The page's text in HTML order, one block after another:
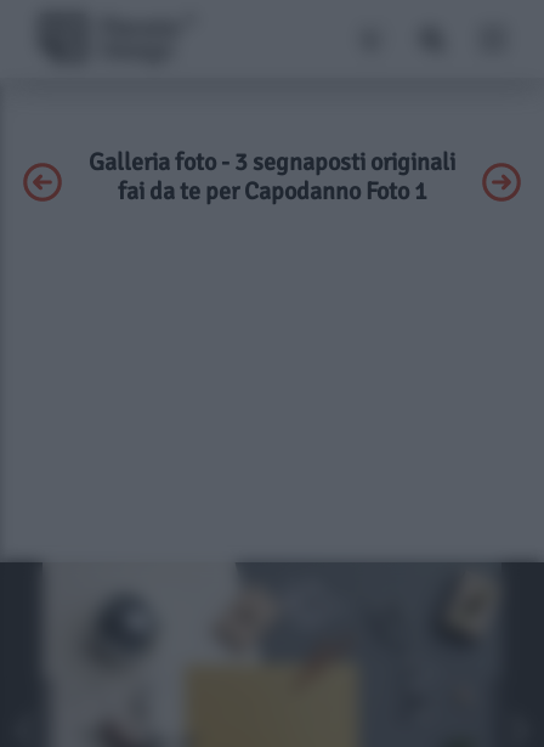
Galleria foto - 3 segnaposti originali
fai da te per Capodanno Foto 1